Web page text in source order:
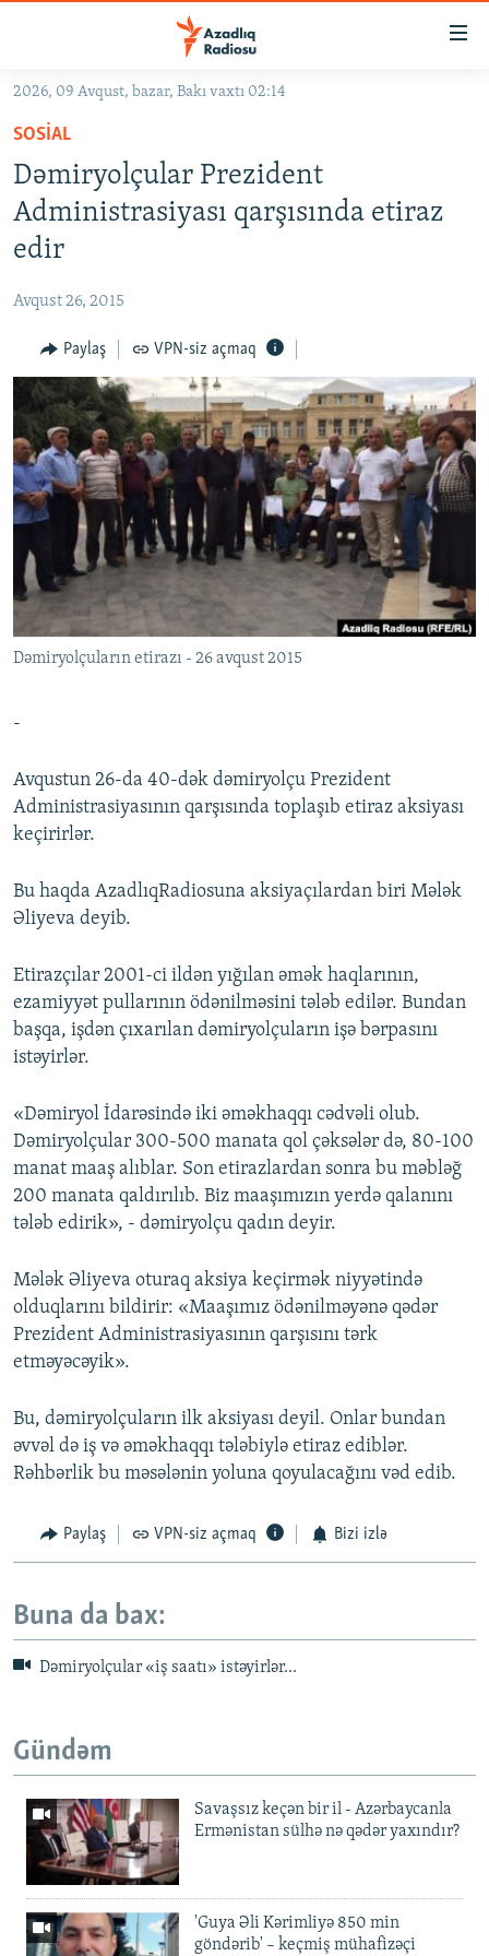
Əsas
qayıt
Əsas
naviqasiyaya
qayıt
Axtarışa
GÜNDƏM
KORRUPSIOMETR
#ƏSLINDƏ
QANUNI DOĞRU
ARAŞDIRMA
MULTIMEDIA
VIDEO
FOTOQALEREYA
İNFOQRAFIKA
KARIKATURA
RADIO ARXIV
OXU ZALI
AZƏRBAYCAN ƏDƏBIYYATI KITABXANASI
İSLAM VƏ DEMOKRATIYA
İZ - MƏDƏNIYYƏT PROQRAMI
HAQQIMIZDA
MISSIYAMIZ
PEŞƏ ETIKASI VƏ JURNALISTIKA STANDARTLARIMIZ
MATERIALLARIMIZDAN ISTIFADƏ
AZADLIQRADIOSU MOBIL TELEFONUNUZDA
BIZIMLƏ ƏLAQƏ
BIZI IZLƏ
RFE/RL-in bütün saytları
2026, 09 Avqust, bazar, Bakı vaxtı 02:14
SOSIAL
Dəmiryolçular Prezident
Administrasiyası qarşısında etiraz
edir
Avqust 26, 2015
Paylaş VPN-siz açmaq
Dəmiryolçuların etirazı - 26 avqust 2015
-
Avqustun 26-da 40-dək dəmiryolçu Prezident
Administrasiyasının qarşısında toplaşıb etiraz aksiyası
keçirirlər.
Bu haqda AzadlıqRadiosuna aksiyaçılardan biri Mələk
Əliyeva deyib.
Etirazçılar 2001-ci ildən yığılan əmək haqlarının,
ezamiyyət pullarının ödənilməsini tələb edilər. Bundan
başqa, işdən çıxarılan dəmiryolçuların işə bərpasını
istəyirlər.
«Dəmiryol İdarəsində iki əməkhaqqı cədvəli olub.
Dəmiryolçular 300-500 manata qol çəksələr də, 80-100
manat maaş alıblar. Son etirazlardan sonra bu məbləğ
200 manata qaldırılıb. Biz maaşımızın yerdə qalanını
tələb edirik», - dəmiryolçu qadın deyir.
Mələk Əliyeva oturaq aksiya keçirmək niyyətində
olduqlarını bildirir: «Maaşımız ödənilməyənə qədər
Prezident Administrasiyasının qarşısını tərk
etməyəcəyik».
Bu, dəmiryolçuların ilk aksiyası deyil. Onlar bundan
əvvəl də iş və əməkhaqqı tələbiylə etiraz ediblər.
Rəhbərlik bu məsələnin yoluna qoyulacağını vəd edib.
Paylaş VPN-siz açmaq Bizi izlə
Buna da bax:
Dəmiryolçular «iş saatı» istəyirlər...
Gündəm
Savaşsız keçən bir il - Azərbaycanla
Ermənistan sülhə nə qədər yaxındır?
'Guya Əli Kərimliyə 850 min
göndərib' – keçmiş mühafizəçi